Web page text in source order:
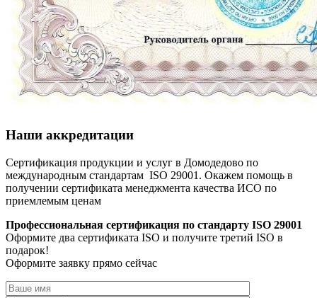
Наши аккредитации
Сертификация продукции и услуг в Домодедово по
международным стандартам ISO 29001. Окажем помощь в
получении сертификата менеджмента качества ИСО по
приемлемым ценам
Профессиональная сертификация по стандарту ISO 29001
Оформите два сертификата ISO и получите третий ISO в
подарок!
Оформите заявку прямо сейчас